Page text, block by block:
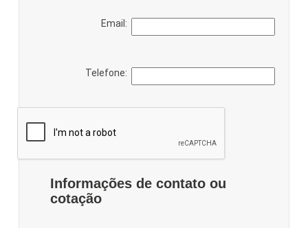
Email:
Telefone:
Informações de contato ou
cotação